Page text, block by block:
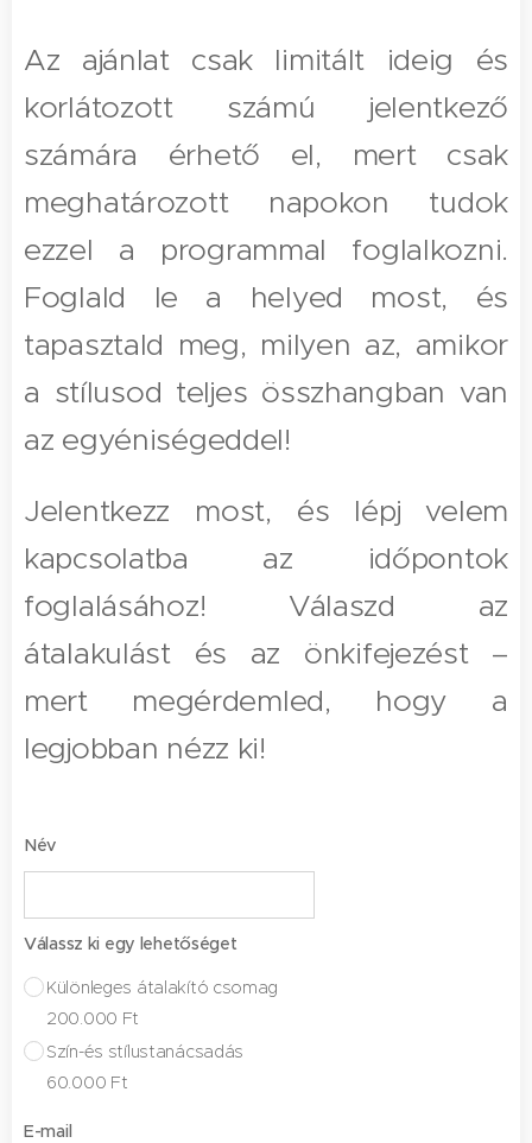
Az ajánlat csak limitált ideig és
korlátozott számú jelentkező
számára érhető el, mert csak
meghatározott napokon tudok
ezzel a programmal foglalkozni.
Foglald le a helyed most, és
tapasztald meg, milyen az, amikor
a stílusod teljes összhangban van
az egyéniségeddel!
Jelentkezz most, és lépj velem
kapcsolatba az időpontok
foglalásához! Válaszd az
átalakulást és az önkifejezést –
mert megérdemled, hogy a
legjobban nézz ki!
Név
Válassz ki egy lehetőséget
Különleges átalakító csomag
200.000 Ft
Szín-és stílustanácsadás
60.000 Ft
E-mail